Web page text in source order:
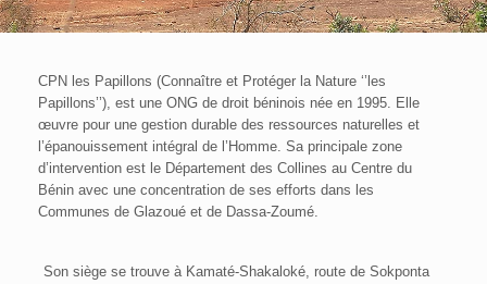
CPN les Papillons (Connaître et Protéger la Nature ‘’les
Papillons’’), est une ONG de droit béninois née en 1995. Elle
œuvre pour une gestion durable des ressources naturelles et
l’épanouissement intégral de l’Homme. Sa principale zone
d’intervention est le Département des Collines au Centre du
Bénin avec une concentration de ses efforts dans les
Communes de Glazoué et de Dassa-Zoumé.
Son siège se trouve à Kamaté-Shakaloké, route de Sokponta